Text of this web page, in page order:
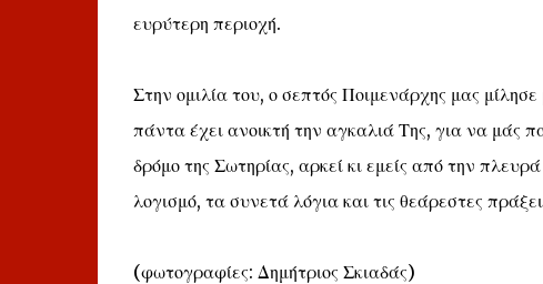
ευρύτερη περιοχή.
Στην ομιλία του, ο σεπτός Ποιμενάρχης μας
πάντα έχει ανοικτή την αγκαλιά Της, για να μάς
δρόμο της Σωτηρίας, αρκεί κι εμείς από την
λογισμό, τα συνετά λόγια και τις θεάρεστες
(φωτογραφίες: Δημήτριος Σκιαδάς)